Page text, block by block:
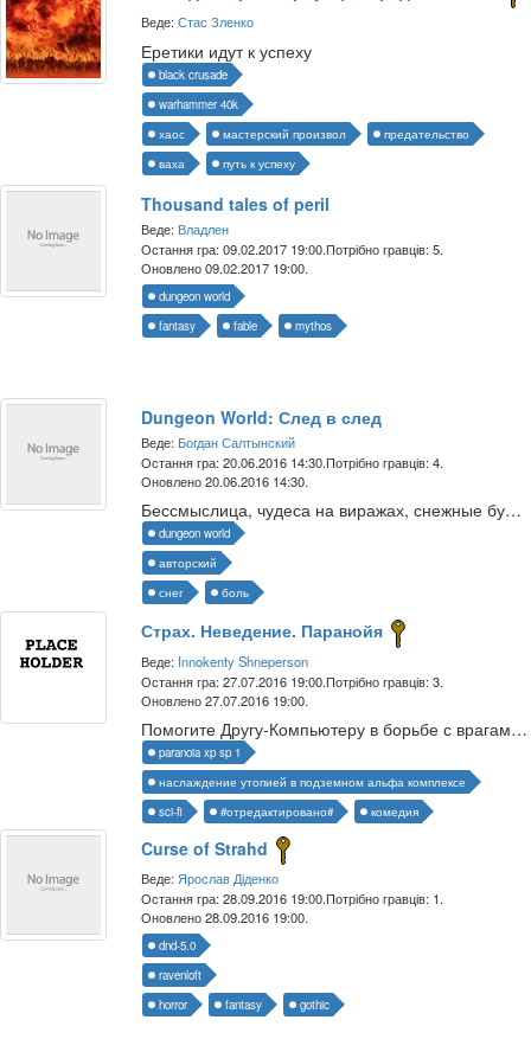
Веде:Стас Зленко
Еретики идут к успеху
black crusade
warhammer 40k
хаос
мастерский произвол
предательство
ваха
путь к успеху
Thousand tales of peril
Веде: Владлен
Остання гра: 09.02.2017 19:00.Потрібно гравців: 5.
Оновлено 09.02.2017 19:00.
dungeon world
fantasy
fable mythos
Dungeon World: След в след
Веде: Богдан Салтынский
Остання гра: 20.06.2016 14:30.Потрібно гравців: 4.
Оновлено 20.06.2016 14:30.
Бессмыслица, чудеса на виражах, снежные бури и идиотизм
dungeon world
авторский
снег
боль
Страх. Неведение. Паранойя
Веде: Innokenty Shneperson
Остання гра: 27.07.2016 19:00.Потрібно гравців: 3.
Оновлено 27.07.2016 19:00.
Помогите Другу-Компьютеру в борьбе с врагами Альфа Комплекса
paranoia xp sp 1
наслаждение утопией в подземном альфа комплексе
sci-fi
#отредактировано# комедия
Curse of Strahd
Веде: Ярослав Діденко
Остання гра: 28.09.2016 19:00.Потрібно гравців: 1.
Оновлено 28.09.2016 19:00.
dnd-5.0
ravenloft
horror
fantasy gothic